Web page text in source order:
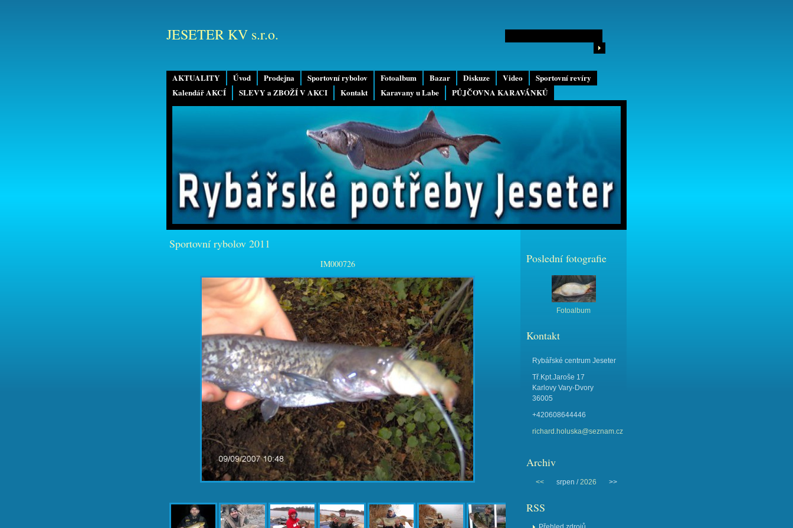
AKTUALITY Úvod Prodejna Sportovní rybolov Fotoalbum Bazar Diskuze Video
Sportovní revíry
Kalendář AKCÍ
SLEVY a ZBOŽÍ V AKCI Kontakt Karavany u Labe PŮJČOVNA KARAVÁNKŮ
JESETER KV s.r.o.
Sportovní rybolov 2011
IM000726 Poslední fotografie
Fotoalbum
Kontakt
Rybářské centrum Jeseter
Tř.Kpt.Jaroše 17
Karlovy Vary-Dvory
36005
+420608644446
richard.holuska@seznam.cz
Archiv
<< srpen /2026 >>
RSS